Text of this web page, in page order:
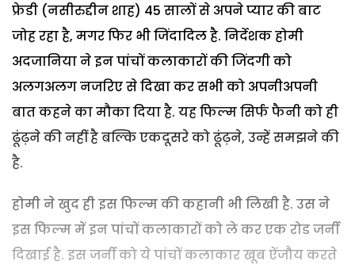
फ्रेडी (नसीरुद्दीन शाह) 45 सालों से अपने प्यार की बाट
जोह रहा है, मगर फिर भी जिंदादिल है. निर्देशक होमी
अदजानिया ने इन पांचों कलाकारों की जिंदगी को
अलगअलग नजरिए से दिखा कर सभी को अपनीअपनी
बात कहने का मौका दिया है. यह फिल्म सिर्फ फैनी को ही
ढूंढ़ने की नहीं है बल्कि एकदूसरे को ढूंढ़ने, उन्हें समझने की
है.
होमी ने खुद ही इस फिल्म की कहानी भी लिखी है. उस ने
इस फिल्म में इन पांचों कलाकारों को ले कर एक रोड जर्नी
दिखाई है. इस जर्नी को ये पांचों कलाकार खूब ऐंजौय करते